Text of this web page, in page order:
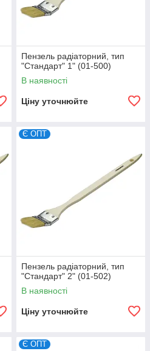
Пензель радіаторний, тип
"Стандарт" 1" (01-500)
В наявності
Ціну уточнюйте
Є ОПТ
Пензель радіаторний, тип
"Стандарт" 2" (01-502)
В наявності
Ціну уточнюйте
Є ОПТ